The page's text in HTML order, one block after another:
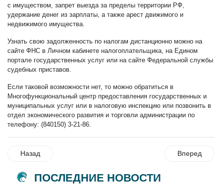
с имуществом, запрет выезда за пределы территории РФ,
удержание денег из зарплаты, а также арест движимого и
недвижимого имущества.
Узнать свою задолженность по налогам дистанционно можно на
сайте ФНС в Личном кабинете налогоплательщика, на Едином
портале государственных услуг или на сайте Федеральной службы
судебных приставов.
Если таковой возможности нет, то можно обратиться в
Многофункциональный центр предоставления государственных и
муниципальных услуг или в налоговую инспекцию или позвонить в
отдел экономического развития и торговли администрации по
телефону: (840150) 3-21-86.
Назад Вперед
ПОСЛЕДНИЕ НОВОСТИ